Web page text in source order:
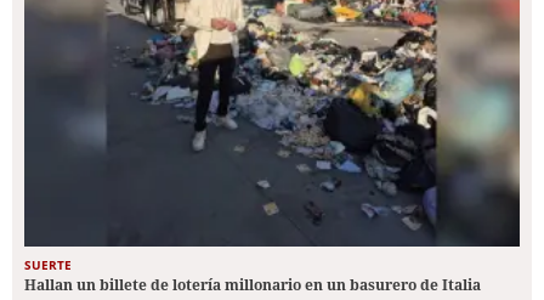
SUERTE
Hallan un billete de lotería millonario en un basurero de Italia